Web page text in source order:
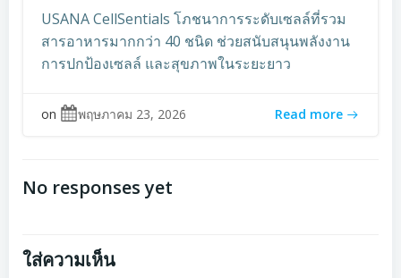
USANA CellSentials โภชนาการระดับเซลล์ที่รวม
สารอาหารมากกว่า 40 ชนิด ช่วยสนับสนุนพลังงาน
การปกป้องเซลล์ และสุขภาพในระยะยาว
on พฤษภาคม 23, 2026 Read more
No responses yet
ใส่ความเห็น